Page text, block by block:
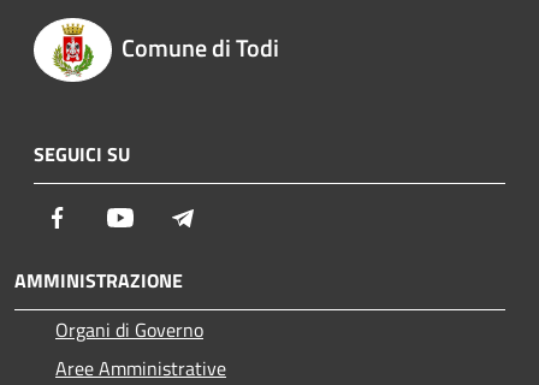
Comune di Todi
SEGUICI SU
Facebook Youtube
AMMINISTRAZIONE
Organi di Governo
Aree Amministrative